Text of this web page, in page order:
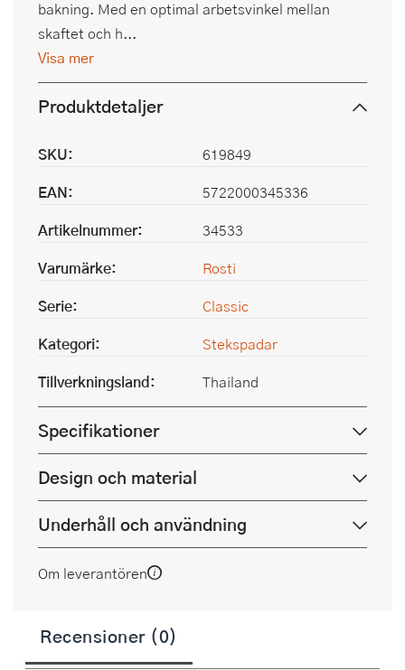
bakning. Med en optimal arbetsvinkel mellan
skaftet och h...
Visa mer
Produktdetaljer
SKU:
619849
EAN:
5722000345336
Artikelnummer:
34533
Varumärke:
Rosti
Serie:
Classic
Kategori:
Stekspadar
Tillverkningsland:
Thailand
Specifikationer
Design och material
Underhåll och användning
Om leverantören
Recensioner (0)